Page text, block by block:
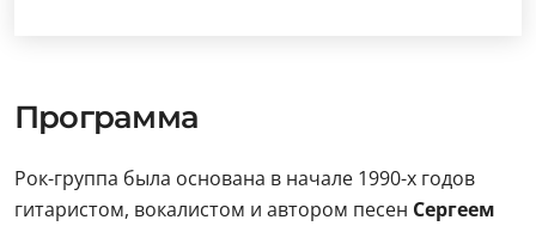
Программа
Рок-группа была основана в начале 1990-х годов
гитаристом, вокалистом и автором песен Сергеем